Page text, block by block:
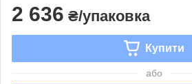
2 636 ₴/упаковка
Купити
або